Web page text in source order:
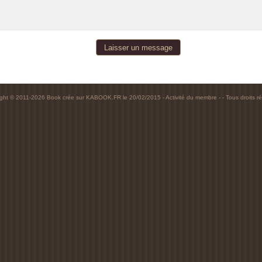
© 2011-2026 Book crée sur KABOOK.FR le 20/02/2015 -Activité du membre - - Tous droits